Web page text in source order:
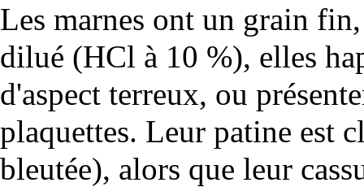
Les marnes ont un grain
dilué (HCl à 10 %), elles
d'aspect terreux, ou
plaquettes. Leur patine est
bleutée), alors que leur